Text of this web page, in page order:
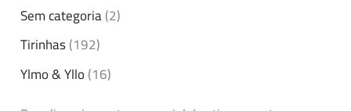
Sem categoria(2)
Tirinhas(192)
Ylmo & Yllo(16)